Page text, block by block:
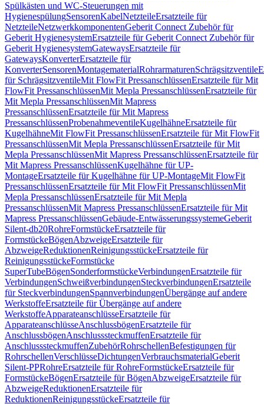
Spülkästen und WC-Steuerungen mit
HygienespülungSensorenKabelNetzteileErsatzteile für
NetzteileNetzwerkkomponentenGeberit Connect Zubehör für
Geberit HygienesystemErsatzteile für Geberit Connect Zubehör für
Geberit HygienesystemGatewaysErsatzteile für
GatewaysKonverterErsatzteile für
KonverterSensorenMontagematerialRohrarmaturenSchrägsitzventile
für SchrägsitzventileMit FlowFit PressanschlüssenErsatzteile für Mit
FlowFit PressanschlüssenMit Mepla PressanschlüssenErsatzteile für
Mit Mepla PressanschlüssenMit Mapress
PressanschlüssenErsatzteile für Mit Mapress
PressanschlüssenProbenahmeventileKugelhähneErsatzteile für
KugelhähneMit FlowFit PressanschlüssenErsatzteile für Mit FlowFit
PressanschlüssenMit Mepla PressanschlüssenErsatzteile für Mit
Mepla PressanschlüssenMit Mapress PressanschlüssenErsatzteile für
Mit Mapress PressanschlüssenKugelhähne für UP-
MontageErsatzteile für Kugelhähne für UP-MontageMit FlowFit
PressanschlüssenErsatzteile für Mit FlowFit PressanschlüssenMit
Mepla PressanschlüssenErsatzteile für Mit Mepla
PressanschlüssenMit Mapress PressanschlüssenErsatzteile für Mit
Mapress PressanschlüssenGebäude-EntwässerungssystemeGeberit
Silent-db20RohreFormstückeErsatzteile für
FormstückeBögenAbzweigeErsatzteile für
AbzweigeReduktionenReinigungsstückeErsatzteile für
ReinigungsstückeFormstücke
SuperTubeBögenSonderformstückeVerbindungenErsatzteile für
VerbindungenSchweißverbindungenSteckverbindungenErsatzteile
für SteckverbindungenSpannverbindungenÜbergänge auf andere
WerkstoffeErsatzteile für Übergänge auf andere
WerkstoffeApparateanschlüsseErsatzteile für
ApparateanschlüsseAnschlussbögenErsatzteile für
AnschlussbögenAnschlusssteckmuffenErsatzteile für
AnschlusssteckmuffenZubehörRohrschellenBefestigungen für
RohrschellenVerschlüsseDichtungenVerbrauchsmaterialGeberit
Silent-PPRohreErsatzteile für RohreFormstückeErsatzteile für
FormstückeBögenErsatzteile für BögenAbzweigeErsatzteile für
AbzweigeReduktionenErsatzteile für
ReduktionenReinigungsstückeErsatzteile für